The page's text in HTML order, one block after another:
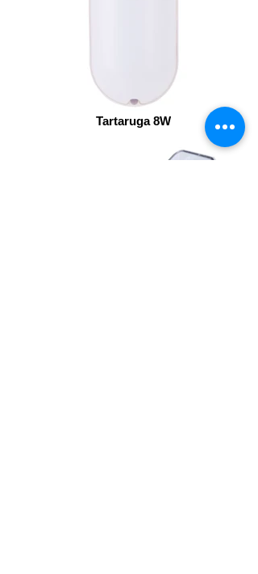
Tartaruga 8W